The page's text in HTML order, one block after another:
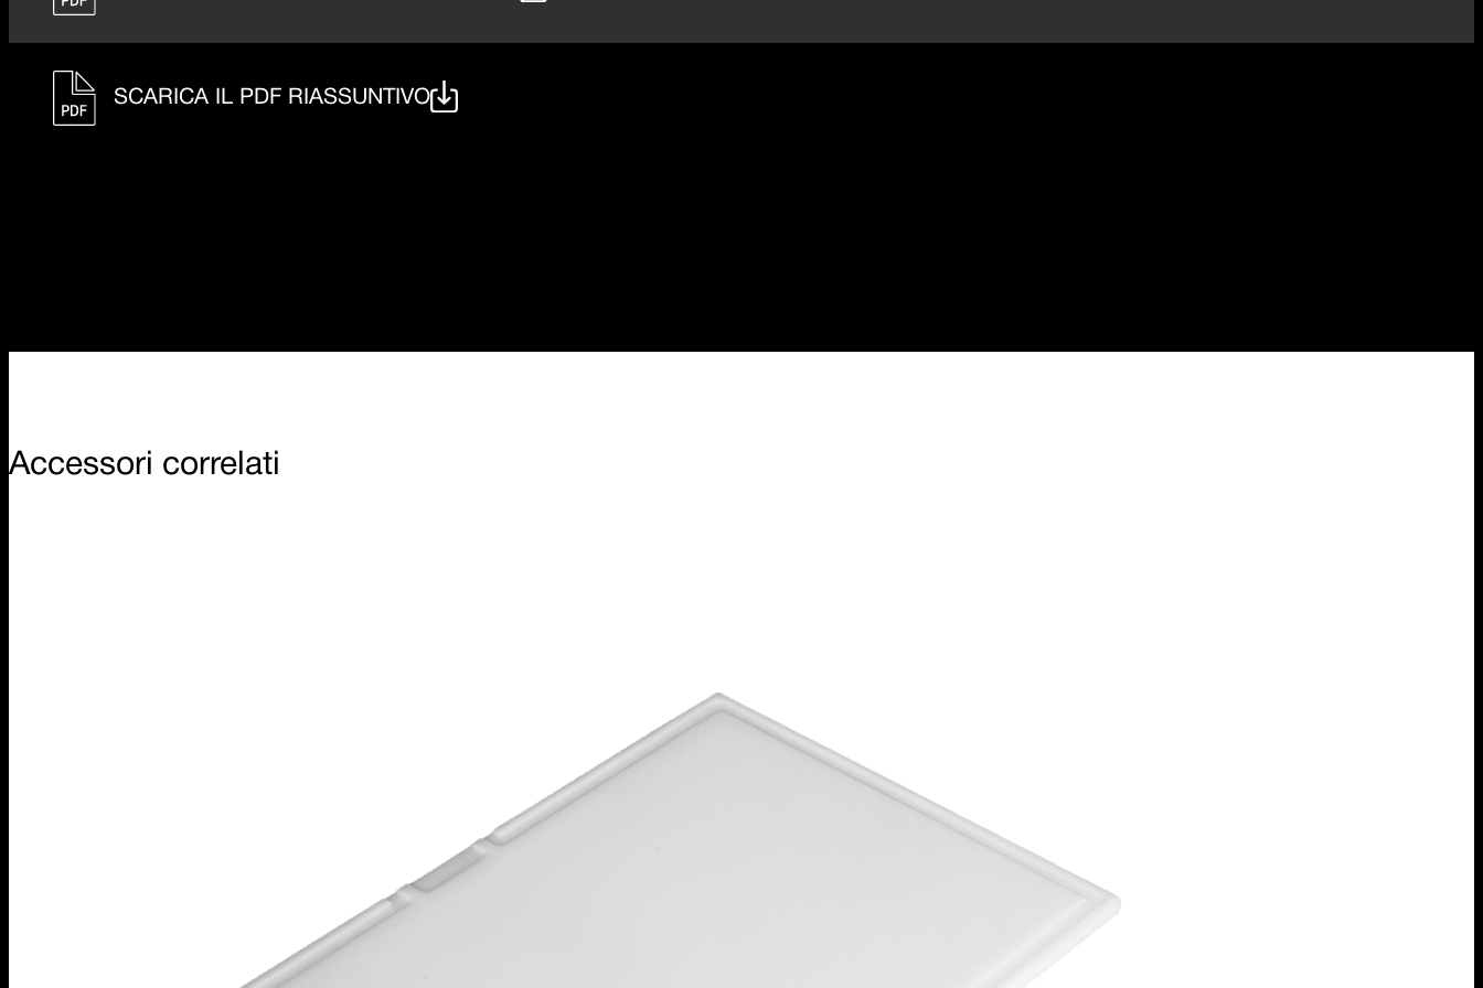
SCARICA IL PDF RIASSUNTIVO
Accessori correlati